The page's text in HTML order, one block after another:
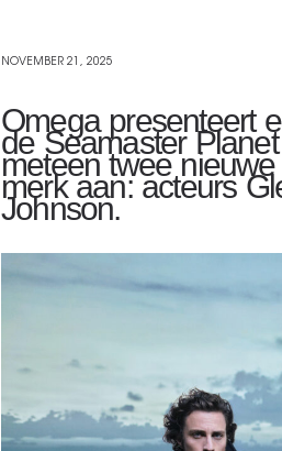
NOVEMBER 21, 2025
Omega presenteert
de Seamaster
meteen twee
merk aan: acteurs
Johnson.